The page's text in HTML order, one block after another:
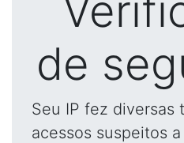
de
Seu IP fez diversas
acessos suspeitos